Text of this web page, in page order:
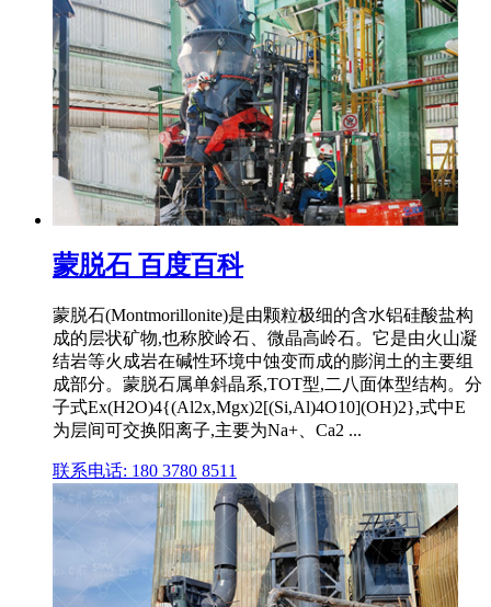
蒙脱石 百度百科
蒙脱石(Montmorillonite)是由颗粒极细的含水铝硅酸盐构
成的层状矿物,也称胶岭石、微晶高岭石。它是由火山凝
结岩等火成岩在碱性环境中蚀变而成的膨润土的主要组
成部分。蒙脱石属单斜晶系,TOT型,二八面体型结构。分
子式Ex(H2O)4{(Al2x,Mgx)2[(Si,Al)4O10](OH)2},式中E
为层间可交换阳离子,主要为Na+、Ca2 ...
联系电话: 180 3780 8511